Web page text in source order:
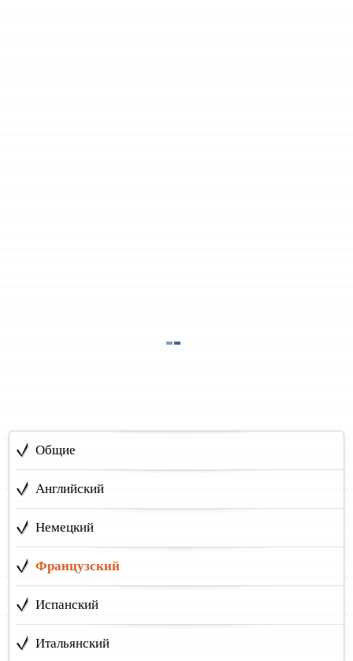
Общие
Английский
Немецкий
Французский
Испанский
Итальянский